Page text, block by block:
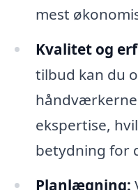
mest
Kvalitet og
tilbud kan du
ekspertise,
betydning for
Planlægning: